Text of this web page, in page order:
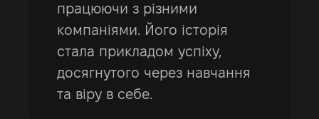
працюючи з різними
компаніями. Його історія
стала прикладом успіху,
досягнутого через навчання
та віру в себе.